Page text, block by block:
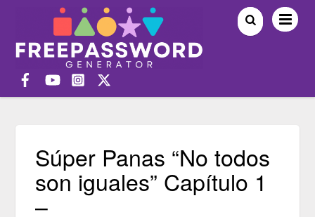
Súper Panas “No todos
son iguales” Capítulo 1
–